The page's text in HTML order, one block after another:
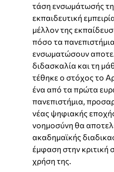
τάση ενσωμάτωσής
εκπαιδευτική
μέλλον της
πόσο τα
ενσωματώσουν
διδασκαλία και τη
τέθηκε ο στόχος το
ένα από τα πρώτα
πανεπιστήμια,
νέας ψηφιακής
νοημοσύνη θα
ακαδημαϊκής
έμφαση στην κριτική
χρήση της.